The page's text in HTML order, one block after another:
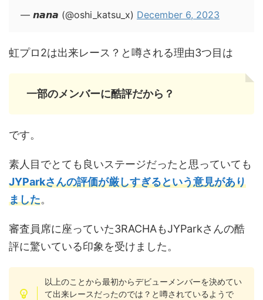
— 𝙣𝙖𝙣𝙖 (@oshi_katsu_x) December 6, 2023
虹プロ2は出来レース？と噂される理由3つ目は
一部のメンバーに酷評だから？
です。
素人目でとても良いステージだったと思っていても
JYParkさんの評価が厳しすぎるという意見があり
ました。
審査員席に座っていた3RACHAもJYParkさんの酷
評に驚いている印象を受けました。
以上のことから最初からデビューメンバーを決めてい
て出来レースだったのでは？と噂されているようで